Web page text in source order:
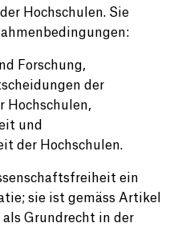
Hochschulen. Sie
Forschung,
der
Hochschulen,
und
der Hochschulen.
ein
sie ist gemäss Artikel
Grundrecht in der